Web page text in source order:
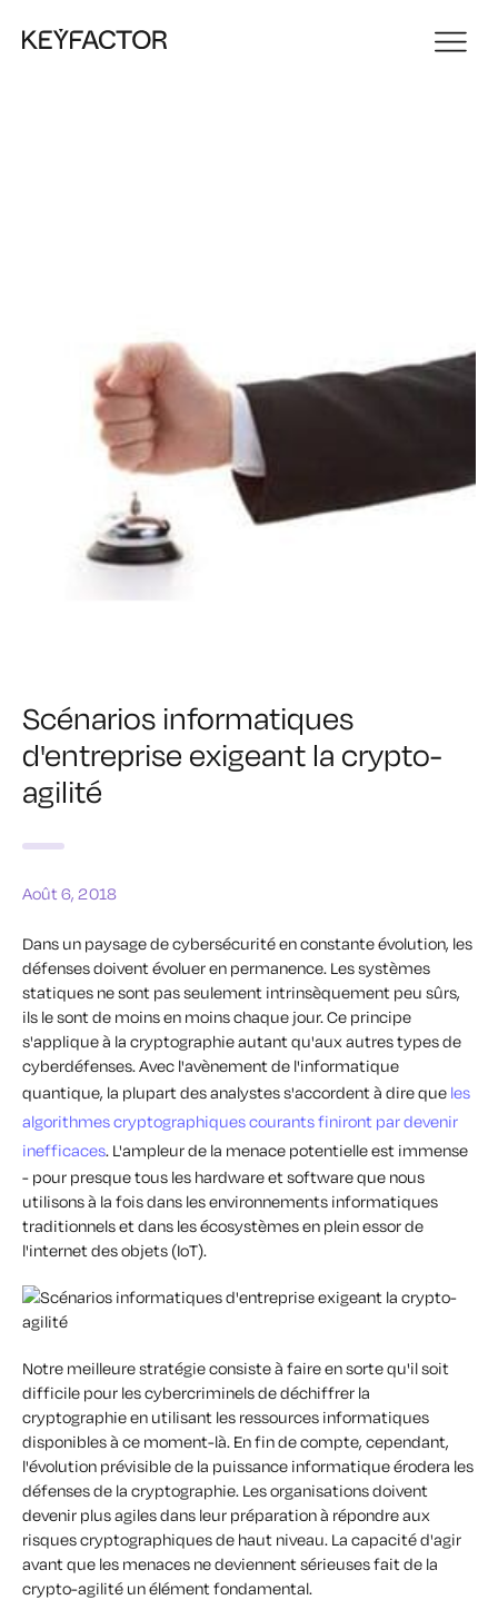
Scénarios informatiques
d'entreprise exigeant la crypto-
agilité
Août 6, 2018
Dans un paysage de cybersécurité en constante évolution, les
défenses doivent évoluer en permanence. Les systèmes
statiques ne sont pas seulement intrinsèquement peu sûrs,
ils le sont de moins en moins chaque jour. Ce principe
s'applique à la cryptographie autant qu'aux autres types de
cyberdéfenses. Avec l'avènement de l'informatique
quantique, la plupart des analystes s'accordent à dire que les
algorithmes cryptographiques courants finiront par devenir
inefficaces. L'ampleur de la menace potentielle est immense
- pour presque tous les hardware et software que nous
utilisons à la fois dans les environnements informatiques
traditionnels et dans les écosystèmes en plein essor de
l'internet des objets (IoT).
Notre meilleure stratégie consiste à faire en sorte qu'il soit
difficile pour les cybercriminels de déchiffrer la
cryptographie en utilisant les ressources informatiques
disponibles à ce moment-là. En fin de compte, cependant,
l'évolution prévisible de la puissance informatique érodera les
défenses de la cryptographie. Les organisations doivent
devenir plus agiles dans leur préparation à répondre aux
risques cryptographiques de haut niveau. La capacité d'agir
avant que les menaces ne deviennent sérieuses fait de la
crypto-agilité un élément fondamental.